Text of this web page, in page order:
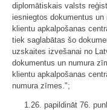
diplomātiskais valsts
iesniegtos dokumentus
klientu apkalpošanas
tiek saglabātas šo
uzskaites izvešanai no
dokumentus un numura
klientu apkalpošanas
numura zīmes.";
1.26. papildināt 76.